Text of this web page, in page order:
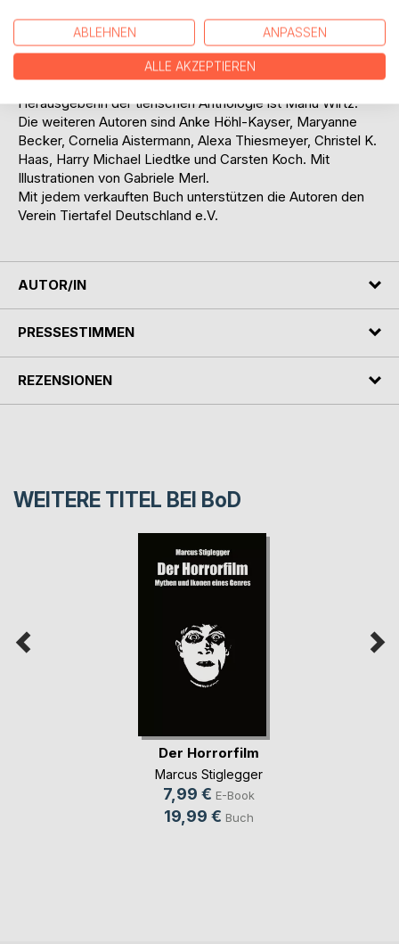
Gedanken um Hunger, Rache, Gerechtigkeit – und Mord!
Acht tierisch spannende Kurzgeschichten warten auf Sie,
geschrieben von erfahrenen Autoren und so bunt wie das
Kleid eines Schmetterlings.
Herausgeberin der tierischen Anthologie ist Manu Wirtz.
Die weiteren Autoren sind Anke Höhl-Kayser, Maryanne
Becker, Cornelia Aistermann, Alexa Thiesmeyer, Christel K.
Haas, Harry Michael Liedtke und Carsten Koch. Mit
Illustrationen von Gabriele Merl.
Mit jedem verkauften Buch unterstützen die Autoren den
Verein Tiertafel Deutschland e.V.
AUTOR/IN
PRESSESTIMMEN
REZENSIONEN
WEITERE TITEL BEI BoD
Der Horrorfilm
Marcus Stiglegger
7,99 € E-Book
19,99 € Buch
ABLEHNEN ANPASSEN
ALLE AKZEPTIEREN